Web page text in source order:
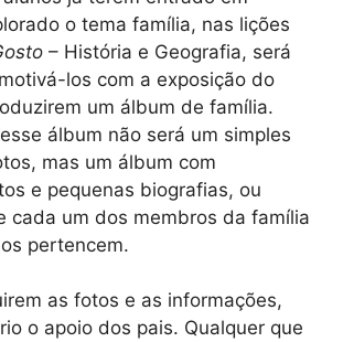
o tema família, nas lições
– História e Geografia, será
los com a exposição do
um álbum de família.
álbum não será um simples
mas um álbum com
e pequenas biografias, ou
cada um dos membros da família
pertencem.
as fotos e as informações,
o apoio dos pais. Qualquer que